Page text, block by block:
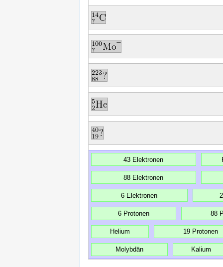
43 Elektronen
88 Elektronen
6 Elektronen
6 Protonen 88
Helium 19 Protonen
Molybdän Kalium